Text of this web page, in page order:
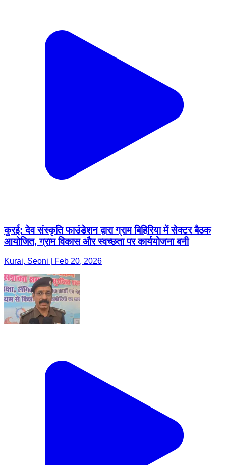
कुरई: देव संस्कृति फाउंडेशन द्वारा ग्राम बिहिरिया में सेक्टर बैठक
आयोजित, ग्राम विकास और स्वच्छता पर कार्ययोजना बनी
Kurai, Seoni | Feb 20, 2026